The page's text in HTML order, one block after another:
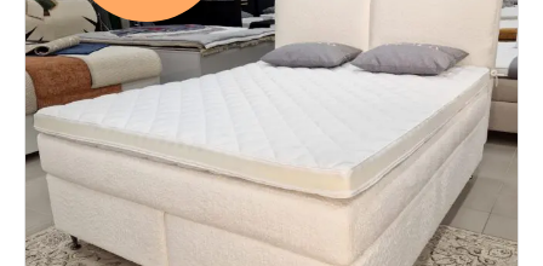
Makuuhuone
Jenkkisängyt
Runkosängyt
Säätösängyt
Patjat